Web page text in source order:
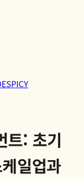
SPICY
트: 초기
일업과